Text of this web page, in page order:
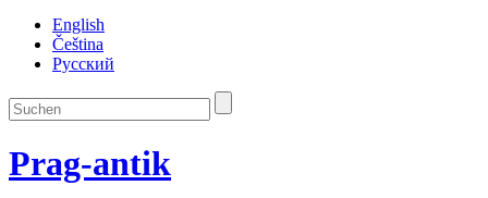
English
Čeština
Русский
Prag-antik